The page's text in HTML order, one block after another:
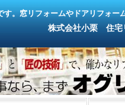
。窓リフォームやドアリフォー
株式会社小栗 住宅